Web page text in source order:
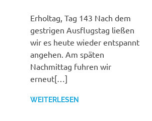
Erholtag, Tag 143 Nach dem
gestrigen Ausflugstag ließen
wir es heute wieder entspannt
angehen. Am späten
Nachmittag fuhren wir
erneut[…]
WEITERLESEN